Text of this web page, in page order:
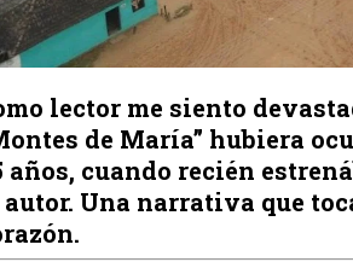
lector me siento
de María” hubiera
años, cuando recién
autor. Una narrativa que